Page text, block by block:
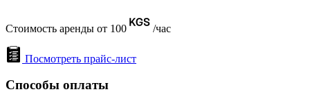
Стоимость аренды от 100 /час
Посмотреть прайс-лист
Способы оплаты